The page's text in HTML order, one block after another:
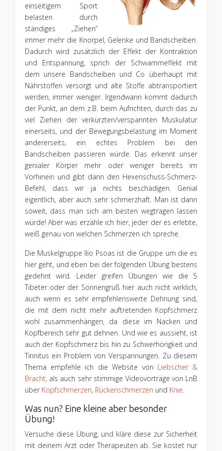
einseitigem Sport
belasten durch
ständiges „Ziehen“
immer mehr die Knorpel, Gelenke und Bandscheiben.
Dadurch wird zusätzlich der Effekt der Kontraktion
und Entspannung, sprich der Schwammeffekt mit
dem unsere Bandscheiben und Co überhaupt mit
Nährstoffen versorgt und alte Stoffe abtransportiert
werden, immer weniger. Irgendwann kommt dadurch
der Punkt, an dem z.B. beim Aufrichten, durch das zu
viel Ziehen der verkürzten/verspannten Muskulatur
einerseits, und der Bewegungsbelastung im Moment
andererseits, ein echtes Problem bei den
Bandscheiben passieren würde. Das erkennt unser
genialer Körper mehr oder weniger bereits im
Vorhinein und gibt dann den Hexenschuss-Schmerz-
Befehl, dass wir ja nichts beschädigen. Genial
eigentlich, aber auch sehr schmerzhaft. Man ist dann
soweit, dass man sich am besten wegtragen lassen
würde! Aber was erzähle ich hier, jeder der es erlebte,
weiß genau von welchen Schmerzen ich spreche.
Die Muskelgruppe Ilio Psoas ist die Gruppe um die es
hier geht, und eben bei der folgenden Übung bestens
gedehnt wird. Leider greifen Übungen wie die 5
Tibeter oder der Sonnengruß hier auch nicht wirklich,
auch wenn es sehr empfehlenswerte Dehnung sind,
die mit dem nicht mehr auftretenden Kopfschmerz
wohl zusammenhängen, da diese im Nacken und
Kopfbereich sehr gut dehnen. Und wie es aussieht, ist
auch der Kopfschmerz bis hin zu Schwerhörigkeit und
Tinnitus ein Problem von Verspannungen. Zu diesem
Thema empfehle ich die Website von Liebscher &
Bracht, als auch sehr stimmige Videovorträge von LnB
über Kopfschmerzen, Rückenschmerzen und Knie.
Was nun? Eine kleine aber besonder
Übung!
Versuche diese Übung, und kläre diese zur Sicherheit
mit deinem Arzt oder Therapeuten ab. Sie kostet nur